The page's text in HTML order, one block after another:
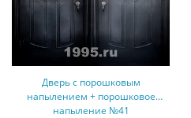
с порошковым
+ порошковое
напыление №41